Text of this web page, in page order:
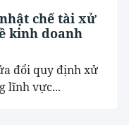
chế tài xử
kinh doanh
đổi quy định xử
lĩnh vực...